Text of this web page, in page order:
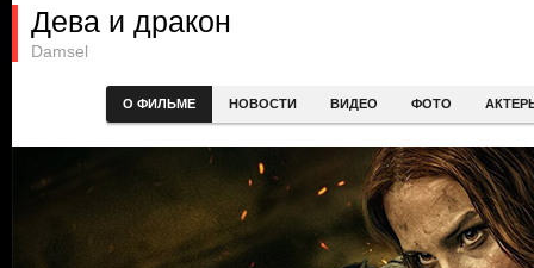
Дева и дракон
Damsel
О ФИЛЬМЕ НОВОСТИ ВИДЕО ФОТО